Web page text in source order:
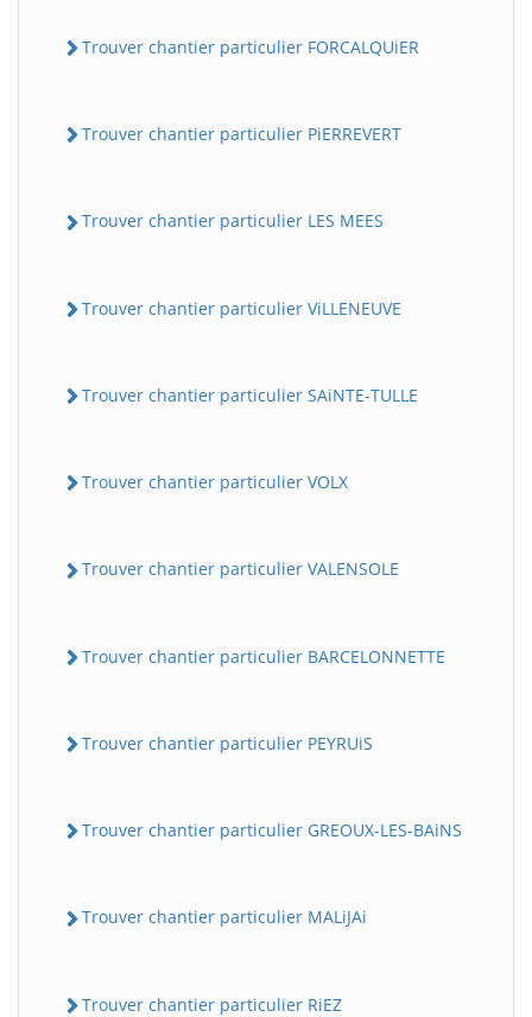
Trouver chantier particulier FORCALQUiER
Trouver chantier particulier PiERREVERT
Trouver chantier particulier LES MEES
Trouver chantier particulier ViLLENEUVE
Trouver chantier particulier SAiNTE-TULLE
Trouver chantier particulier VOLX
Trouver chantier particulier VALENSOLE
Trouver chantier particulier BARCELONNETTE
Trouver chantier particulier PEYRUiS
Trouver chantier particulier GREOUX-LES-BAiNS
Trouver chantier particulier MALiJAi
Trouver chantier particulier RiEZ